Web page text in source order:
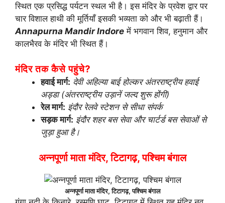
स्थित एक प्रसिद्ध पर्यटन स्थल भी है। इस मंदिर के प्रवेश द्वार पर
चार विशाल हाथी की मूर्तियाँ इसकी भव्यता को और भी बढ़ाती हैं।
Annapurna Mandir Indore में भगवान शिव, हनुमान और
कालभैरव के मंदिर भी स्थित हैं।
मंदिर तक कैसे पहुंचे?
हवाई मार्ग: देवी अहिल्या बाई होल्कर अंतरराष्ट्रीय हवाई
अड्डा (अंतरराष्ट्रीय उड़ानें जल्द शुरू होंगी)
रेल मार्ग: इंदौर रेलवे स्टेशन से सीधा संपर्क
सड़क मार्ग: इंदौर शहर बस सेवा और चार्टर्ड बस सेवाओं से
जुड़ा हुआ है।
अन्नपूर्णा माता मंदिर, टिटागढ़, पश्चिम बंगाल
अन्नपूर्णा माता मंदिर, टिटागढ़, पश्चिम बंगाल